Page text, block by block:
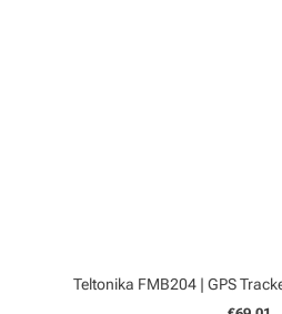
Teltonika FMB204 | GPS